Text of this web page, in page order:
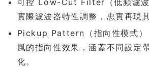
實際濾波器特性調整，忠實再現
Pickup Pattern（指向性模式）
風的指向性效果，涵蓋不同設定
化。